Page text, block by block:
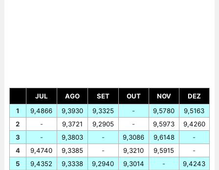
JUL AGO SET OUT NOV
DEZ
1
2
3
4
5
9,4866
-
-
9,4740
9,4352
9,3930
9,3721
9,3803
9,3385
9,3338
9,3325
9,2905
-
-
9,2940
-
-
9,3086
9,3210
9,3014
9,5780
9,5973
9,6148
9,5915
-
9,5163
9,4260
-
-
9,4243